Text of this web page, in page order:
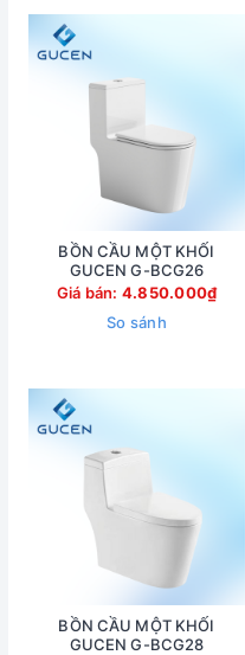
BỒN CẦU MỘT KHỐI
GUCEN G-BCG26
Giá bán: 4.850.000₫
So sánh
BỒN CẦU MỘT KHỐI
GUCEN G-BCG28